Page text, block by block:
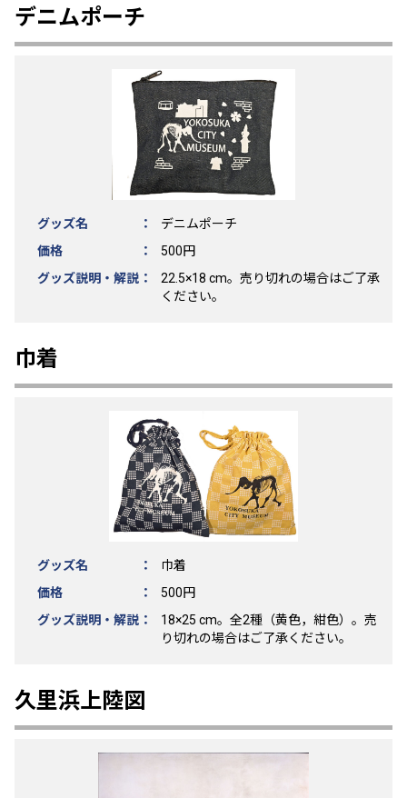
デニムポーチ
グッズ名 ：
デニムポーチ
価格 ：
500円
グッズ説明・解説：
22.5×18 cm。売り切れの場合はご了承
ください。
巾着
グッズ名 ：
巾着
価格 ：
500円
グッズ説明・解説：
18×25 cm。全2種（黄色，紺色）。売
り切れの場合はご了承ください。
久里浜上陸図